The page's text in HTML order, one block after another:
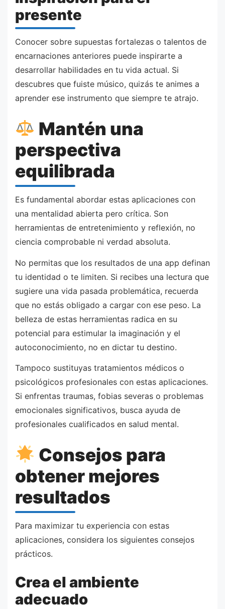
presente
Conocer sobre supuestas fortalezas o talentos de
encarnaciones anteriores puede inspirarte a
desarrollar habilidades en tu vida actual. Si
descubres que fuiste músico, quizás te animes a
aprender ese instrumento que siempre te atrajo.
Mantén una
perspectiva
equilibrada
Es fundamental abordar estas aplicaciones con
una mentalidad abierta pero crítica. Son
herramientas de entretenimiento y reflexión, no
ciencia comprobable ni verdad absoluta.
No permitas que los resultados de una app definan
tu identidad o te limiten. Si recibes una lectura que
sugiere una vida pasada problemática, recuerda
que no estás obligado a cargar con ese peso. La
belleza de estas herramientas radica en su
potencial para estimular la imaginación y el
autoconocimiento, no en dictar tu destino.
Tampoco sustituyas tratamientos médicos o
psicológicos profesionales con estas aplicaciones.
Si enfrentas traumas, fobias severas o problemas
emocionales significativos, busca ayuda de
profesionales cualificados en salud mental.
Consejos para
obtener mejores
resultados
Para maximizar tu experiencia con estas
aplicaciones, considera los siguientes consejos
prácticos.
Crea el ambiente
adecuado